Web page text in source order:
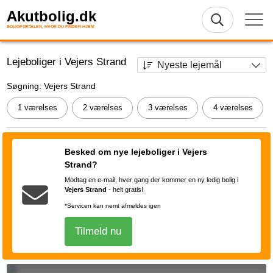
Akutbolig.dk
BOLIGPORTALEN, HVOR DU FINDER HJEM
Lejeboliger i Vejers Strand
Søgning: Vejers Strand
1 værelses 2 værelses 3 værelses 4 værelses
Besked om nye lejeboliger i Vejers
Strand?
Modtag en e-mail, hver gang der kommer en ny ledig bolig i
Vejers Strand - helt gratis!
*Servicen kan nemt afmeldes igen
Tilmeld nu